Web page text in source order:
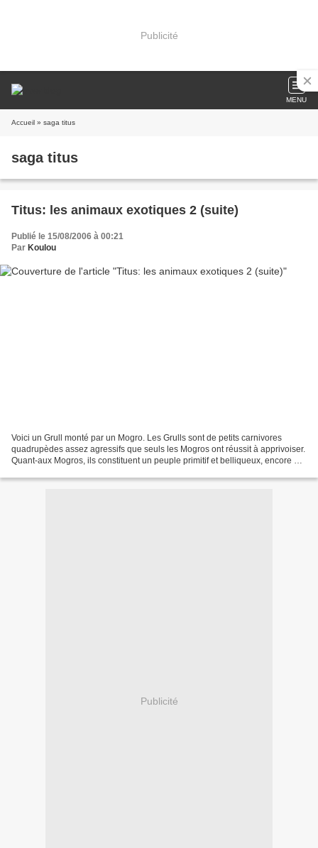
Publicité
MENU
Accueil » saga titus
saga titus
Titus: les animaux exotiques 2 (suite)
Publié le 15/08/2006 à 00:21
Par Koulou
Voici un Grull monté par un Mogro. Les Grulls sont de petits carnivores
quadrupèdes assez agressifs que seuls les Mogros ont réussit à apprivoiser.
Quant-aux Mogros, ils constituent un peuple primitif et belliqueux, encore à
Publicité